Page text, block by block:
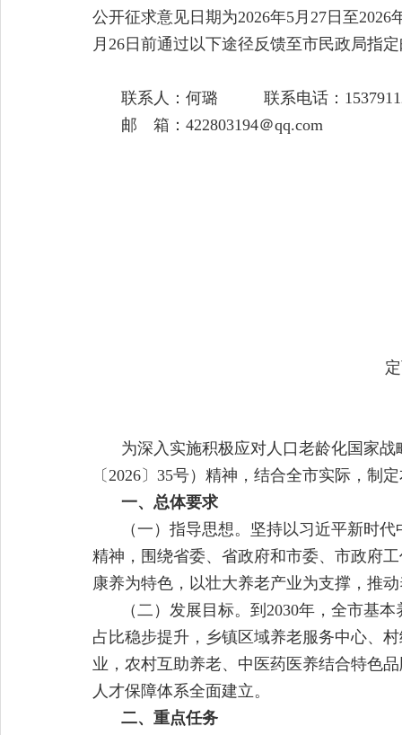
公开征求意见日期为2026年5月27日至
月26日前通过以下途径反馈至市民政局指
联系人：何璐 联系电话：
邮 箱：422803194＠qq.com
为深入实施积极应对人口老龄化国家
〔2026〕35号）精神，结合全市实际，制
一、总体要求
（一）指导思想。坚持以习近平新时
精神，围绕省委、省政府和市委、市政府
康养为特色，以壮大养老产业为支撑，推
（二）发展目标。到2030年，全市基
占比稳步提升，乡镇区域养老服务中心、
业，农村互助养老、中医药医养结合特色
人才保障体系全面建立。
二、重点任务